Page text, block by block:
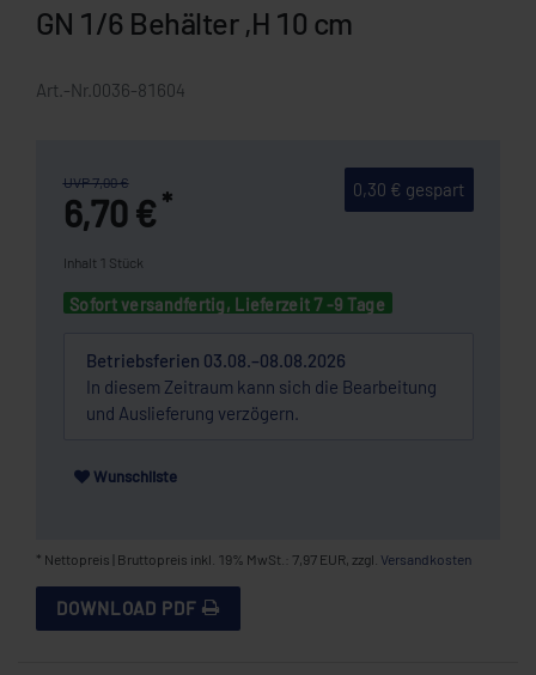
GN 1/6 Behälter ,H 10 cm
Art.-Nr. 0036-81604
0,30 € gespart
UVP 7,00 €
6,70 €*
Inhalt 1 Stück
Sofort versandfertig, Lieferzeit 7 -9 Tage
Betriebsferien 03.08.–08.08.2026
In diesem Zeitraum kann sich die Bearbeitung
und Auslieferung verzögern.
Wunschliste
* Nettopreis | Bruttopreis inkl. 19% MwSt.: 7,97 EUR, zzgl. Versandkosten
DOWNLOAD PDF